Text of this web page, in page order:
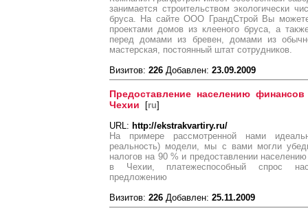
занимается строительством экологически
бруса. На сайте ООО ГрандСтрой Вы
проектами домов из клееного бруса, а
перед домами из бревен, домами из
мастерская, постоянный штат сотрудников.
Визитов: 226 Добавлен: 23.09.2009
Предоставление населению
Чехии [ru]
URL: http://ekstrakvartiry.ru/
На примере рассмотренной нами
реальность) модели, мы с вами могли
налогов на 90 % и предоставлении
в Чехии, платежеспособный спрос
предложению
Визитов: 226 Добавлен: 25.11.2009